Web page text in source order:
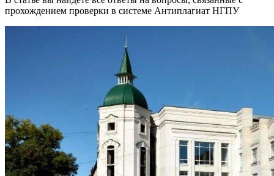
прохождением проверки в системе Антиплагиат НГПУ